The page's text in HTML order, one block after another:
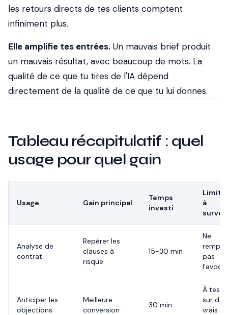
les retours directs de tes clients comptent
infiniment plus.
Elle amplifie tes entrées. Un mauvais brief produit
un mauvais résultat, avec beaucoup de mots. La
qualité de ce que tu tires de l'IA dépend
directement de la qualité de ce que tu lui donnes.
Tableau récapitulatif : quel
usage pour quel gain
Usage Gain principal
Temps
investi
à
Analyse de
contrat
Repérer les
clauses à
risque
15-30 min
Ne
pas
Anticiper les
objections
Meilleure
conversion
30 min
À
sur de
vrais